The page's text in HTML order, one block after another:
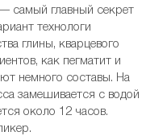
самый главный секрет
технологи
глины, кварцевого
как пегматит и
немного составы. На
замешивается с водой
около 12 часов.